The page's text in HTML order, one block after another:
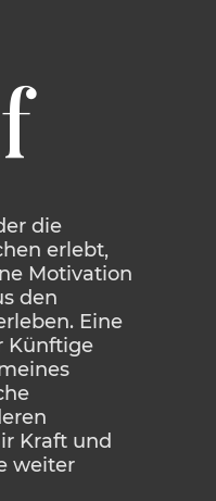
die
erlebt,
Motivation
den
Eine
Künftige
Kraft und
weiter